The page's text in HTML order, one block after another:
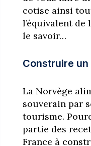
cotise ainsi
l’équivalent de
le savoir…
Construire
La Norvège
souverain par
tourisme.
partie des
France à